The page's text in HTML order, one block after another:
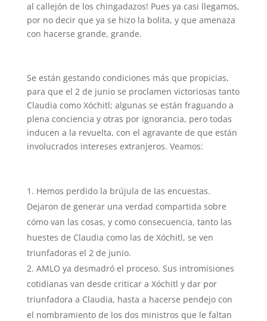
al callejón de los chingadazos! Pues ya casi llegamos,
por no decir que ya se hizo la bolita, y que amenaza
con hacerse grande, grande.
Se están gestando condiciones más que propicias,
para que el 2 de junio se proclamen victoriosas tanto
Claudia como Xóchitl; algunas se están fraguando a
plena conciencia y otras por ignorancia, pero todas
inducen a la revuelta, con el agravante de que están
involucrados intereses extranjeros. Veamos:
Hemos perdido la brújula de las encuestas.
Dejaron de generar una verdad compartida sobre
cómo van las cosas, y como consecuencia, tanto las
huestes de Claudia como las de Xóchitl, se ven
triunfadoras el 2 de junio.
AMLO ya desmadró el proceso. Sus intromisiones
cotidianas van desde criticar a Xóchitl y dar por
triunfadora a Claudia, hasta a hacerse pendejo con
el nombramiento de los dos ministros que le faltan